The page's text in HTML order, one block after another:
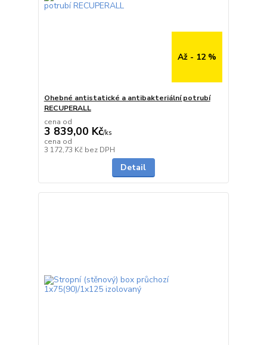
Až - 12 %
Ohebné antistatické a antibakteriální potrubí
RECUPERALL
cena od
3 839,00 Kč/ks
cena od
3 172,73 Kč bez DPH
Detail